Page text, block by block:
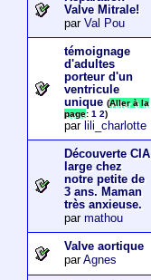
Valve Mitrale!
par Val Pou
témoignage
d'adultes
porteur d'un
ventricule
unique (Aller à la
page: 1 2)
par lili_charlotte
Découverte CIA
large chez
notre petite de
3 ans. Maman
très anxieuse.
par mathou
Valve aortique
parAgnes